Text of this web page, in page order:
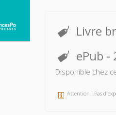
Livre
ePub -
Disponible chez
Attention ! Pas